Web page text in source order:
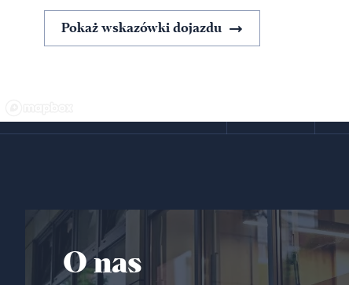
Pokaż wskazówki dojazdu
O nas